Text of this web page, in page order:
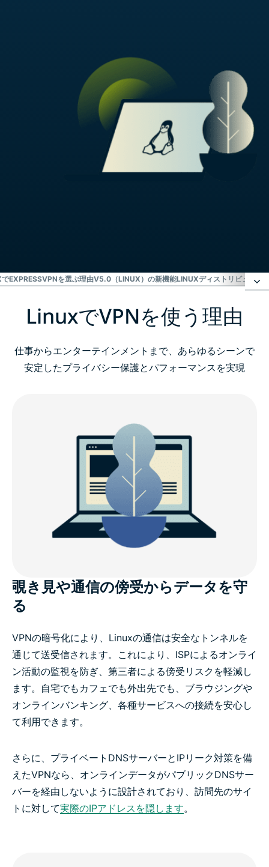
EXPRESSVPNを選ぶ理由V5.0（LINUX）の新機能LINUXディストリビューシ
LinuxでVPNを使う理由
LinuxでExpressVPNを設定する方法
LinuxでExpressVPNを選ぶ理由
v5.0（Linux）の新機能
Linuxディストリビューション対応状況
Linux向けExpressVPN：高度な機能
よくあるご質問
LinuxでVPNを使う理由
仕事からエンターテインメントまで、あらゆるシーンで
安定したプライバシー保護とパフォーマンスを実現
覗き見や通信の傍受からデータを守
る
VPNの暗号化により、Linuxの通信は安全なトンネルを
通じて送受信されます。これにより、ISPによるオンライ
ン活動の監視を防ぎ、第三者による傍受リスクを軽減し
ます。自宅でもカフェでも外出先でも、ブラウジングや
オンラインバンキング、各種サービスへの接続を安心し
て利用できます。
さらに、プライベートDNSサーバーとIPリーク対策を備
えたVPNなら、オンラインデータがパブリックDNSサー
バーを経由しないように設計されており、訪問先のサイ
トに対して実際のIPアドレスを隠します。